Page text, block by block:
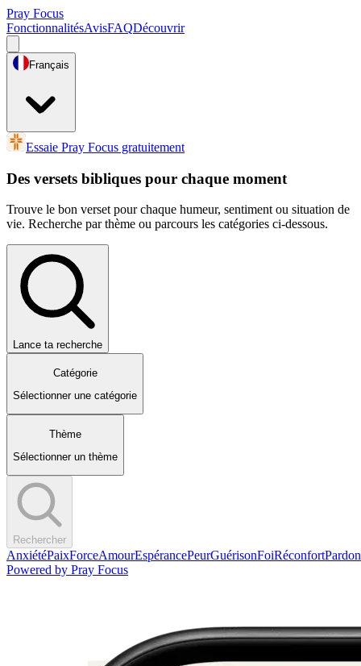
Pray Focus
FonctionnalitésAvisFAQDécouvrir
Français
Essaie Pray Focus gratuitement
Des versets bibliques pour chaque moment
Trouve le bon verset pour chaque humeur, sentiment ou situation de
vie. Recherche par thème ou parcours les catégories ci-dessous.
Lance ta recherche
Catégorie
Sélectionner une catégorie
Thème
Sélectionner un thème
Rechercher
AnxiétéPaixForceAmourEspérancePeurGuérisonFoiRéconfortPardon
Powered by Pray Focus